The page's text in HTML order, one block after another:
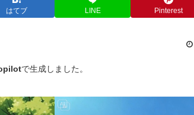
はてブ LINE Pinterest
で生成しました。